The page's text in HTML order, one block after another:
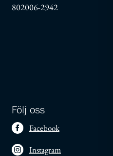
802006-2942
Följ oss
Facebook
Instagram